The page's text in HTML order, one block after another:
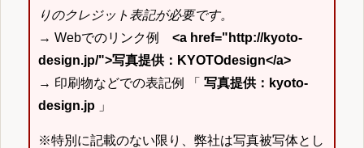
りのクレジット表記が必要です。
→ Webでのリンク例 <a href="http://kyoto-
design.jp/">写真提供：KYOTOdesign</a>
→ 印刷物などでの表記例 「 写真提供：kyoto-
design.jp 」
※特別に記載のない限り、弊社は写真被写体とし